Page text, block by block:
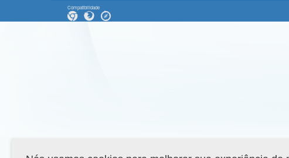
Compatibilidade